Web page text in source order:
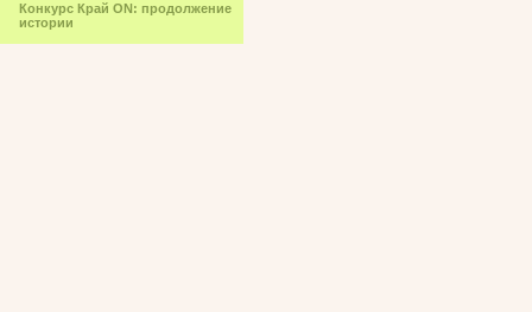
Конкурс Край ON: продолжение
истории